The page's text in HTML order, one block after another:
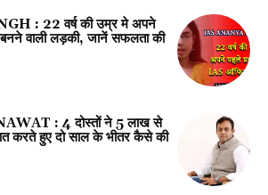
: 22 वर्ष की उम्र मे अपने
वाली लड़की, जानें सफलता की
: 4 दोस्तों ने 5 लाख से
करते हुए दो साल के भीतर कैसे की